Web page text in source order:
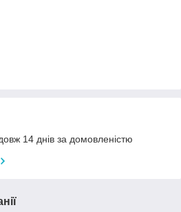
14 днів за домовленістю